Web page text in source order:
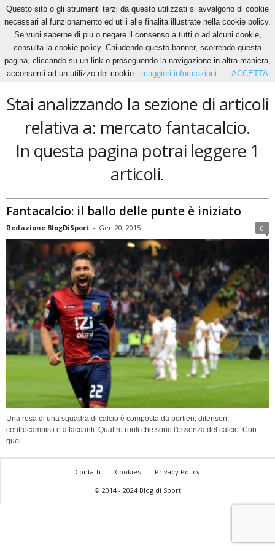
Home Tags Mercato fantacalcio
mercato fantacalcio
Stai analizzando la sezione di articoli
relativa a: mercato fantacalcio.
In questa pagina potrai leggere 1
articoli.
Fantacalcio: il ballo delle punte è iniziato
Redazione BlogDiSport - Gen 20, 2015 0
Una rosa di una squadra di calcio è composta da portieri, difensori,
centrocampisti e attaccanti. Quattro ruoli che sono l'essenza del calcio. Con
quei...
Contatti Cookies
Privacy Policy
© 2014 - 2024 Blog di Sport
Questo sito o gli strumenti terzi da questo utilizzati si avvalgono di cookie
necessari al funzionamento ed utili alle finalita illustrate nella cookie policy.
Se vuoi saperne di piu o negare il consenso a tutti o ad alcuni cookie,
consulta la cookie policy. Chiudendo questo banner, scorrendo questa
pagina, cliccando su un link o proseguendo la navigazione in altra maniera,
acconsenti ad un utilizzo dei cookie.
maggiori informazioni ACCETTA